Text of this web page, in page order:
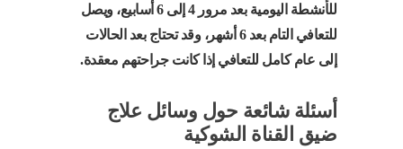
للأنشطة اليومية بعد مرور 4 إلى 6 أسابيع، ويصل
للتعافي التام بعد 6 أشهر، وقد تحتاج بعد الحالات
إلى عام كامل للتعافي إذا كانت جراحتهم معقدة.
أسئلة شائعة حول وسائل علاج
ضيق القناة الشوكية